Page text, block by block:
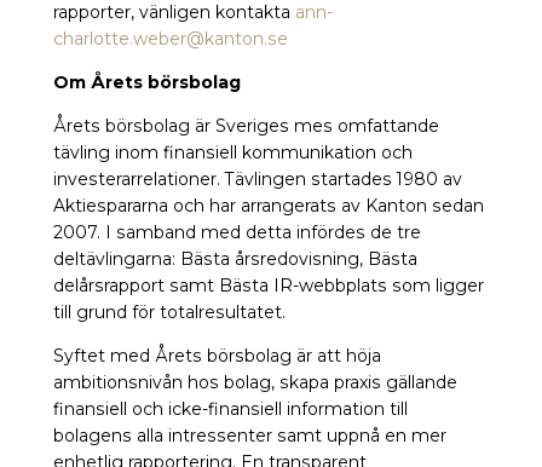
rapporter, vänligen kontakta ann-
charlotte.weber@kanton.se
Om Årets börsbolag
Årets börsbolag är Sveriges mes omfattande
tävling inom finansiell kommunikation och
investerarrelationer. Tävlingen startades 1980 av
Aktiespararna och har arrangerats av Kanton sedan
2007. I samband med detta infördes de tre
deltävlingarna: Bästa årsredovisning, Bästa
delårsrapport samt Bästa IR-webbplats som ligger
till grund för totalresultatet.
Syftet med Årets börsbolag är att höja
ambitionsnivån hos bolag, skapa praxis gällande
finansiell och icke-finansiell information till
bolagens alla intressenter samt uppnå en mer
enhetlig rapportering. En transparent